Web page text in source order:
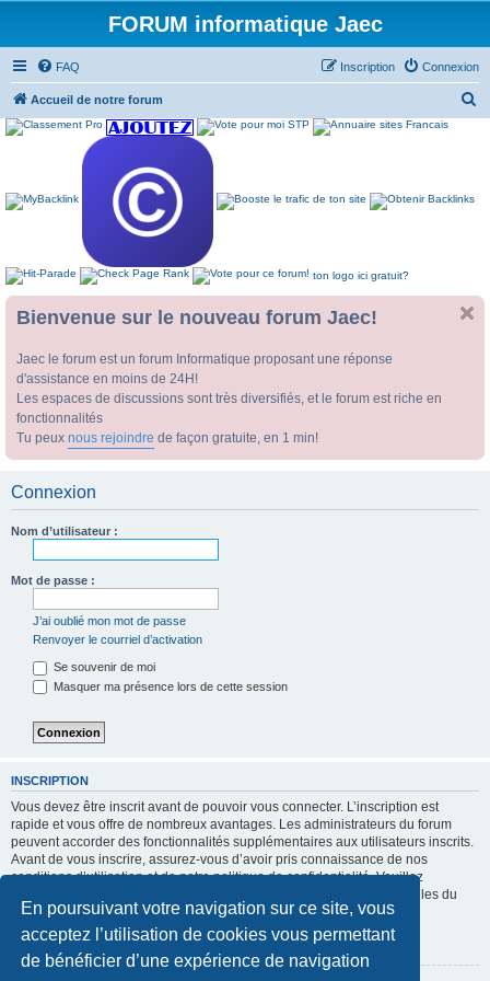
En poursuivant votre navigation sur ce site, vous
acceptez l’utilisation de cookies vous permettant
de bénéficier d’une expérience de navigation
FORUM informatique Jaec
FAQ Connexion
Inscription
Accueil de notre forum
ton logo ici gratuit?
Bienvenue sur le nouveau forum Jaec!
Jaec le forum est un forum Informatique proposant une réponse
d'assistance en moins de 24H!
Les espaces de discussions sont très diversifiés, et le forum est riche en
fonctionnalités
Tu peux nous rejoindre de façon gratuite, en 1 min!
Connexion
Nom d’utilisateur :
Mot de passe :
J’ai oublié mon mot de passe
Renvoyer le courriel d’activation
Se souvenir de moi
Masquer ma présence lors de cette session
INSCRIPTION
Vous devez être inscrit avant de pouvoir vous connecter. L’inscription est
rapide et vous offre de nombreux avantages. Les administrateurs du forum
peuvent accorder des fonctionnalités supplémentaires aux utilisateurs inscrits.
Avant de vous inscrire, assurez-vous d’avoir pris connaissance de nos
conditions d’utilisation et de notre politique de confidentialité. Veuillez
également prendre le temps de consulter attentivement toutes les règles du
forum lors de votre navigation.
Conditions d’utilisation|Politique de confidentialité